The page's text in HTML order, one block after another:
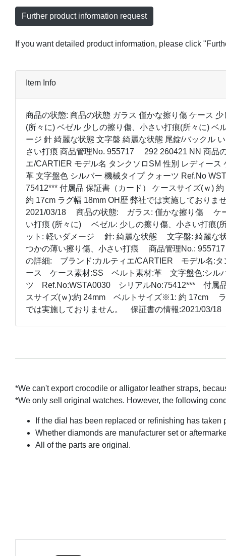
Further product information request
If you want detailed product information, please click
Item Info
商品の状態: 商品の状態 ガラス 僅かな擦り傷 ケース
(所々に) ベゼル 少しの擦り傷、小さい打痕(所々に) ベ
ージ 針 綺麗な状態 文字盤 綺麗な状態 尾錠/バックル
さい打痕 商品管理No. 955717 292 260421 NN 商品
エ/CARTIER モデル名 タンクソロSM 性別 レディース
革 文字盤色 シルバー 機械タイプ クォーツ Ref.No
75412*** 付属品 保証書（カード） ケースサイズ(ｗ)
約 17cm ラグ幅 18mm OH歴 弊社では実施しておりま
2021/03/18 商品の状態: ガラス: 僅かな擦り傷 ケ
い打痕 (所々に) ベゼル: 少しの擦り傷、小さい打痕(
ット: 軽いダメージ 針: 綺麗な状態 文字盤: 綺麗な
つかの薄い擦り傷、小さい打痕 商品管理No.:
の詳細: ブランド:カルティエ/CARTIER モデル名:
ース ケース素材:SS ベルト素材:革 文字盤色:シル
ツ Ref.No:WSTA0030 シリアルNo:75412*** 付属
スサイズ(ｗ):約 24mm ベルトサイズ※1: 約 17cm
では実施しておりません。 保証書の情報:2021/03/
*We can't export crocodile or alligator leather straps,
*We only sell original watches. However, the following
If the dial has been replaced or refinishing has taken
Whether diamonds are manufacturer set or
All of the parts are original.